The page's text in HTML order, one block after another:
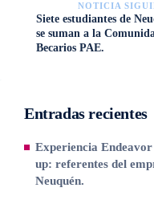
NOTICIA
Siete estudiantes de
se suman a la
Becarios PAE.
Entradas recientes
Experiencia
up: referentes del
Neuquén.